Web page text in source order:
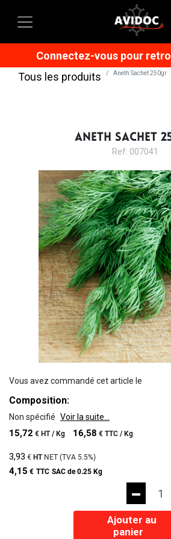
Connectez-vous pour
Tous les produits
Aneth Sachet 250gr
ANETH SACHET
Ref: 007041
Vous avez commandé cet article le
Composition:
Non spécifié Voir la suite...
15,72 € HT / Kg 16,58 € TTC / Kg
3,93 € HTNET (TVA 5.5%)
4,15 € TTC SAC de 0.25 Kg
Ajouter au
panier